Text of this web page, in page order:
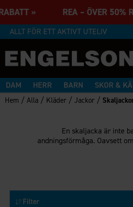
RABATT » REA – ÖVER
ALLT FÖR ETT AKTIVT UTELIV
DAM HERR BARN SKOR &
Hem /Alla / Kläder /Jackor /
En skaljacka är inte
andningsförmåga. Oavsett
Filter